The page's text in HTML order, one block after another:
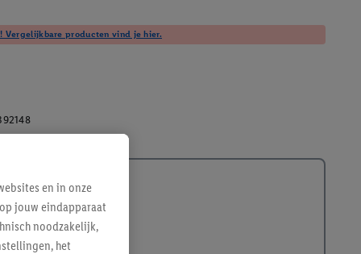
Vergelijkbare producten vind je hier.
en in onze
jouw eindapparaat
noodzakelijk,
het